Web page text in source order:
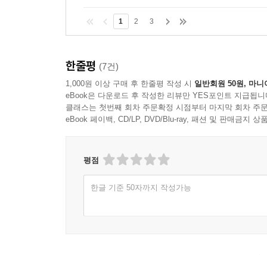
1 2 3
한줄평 (7건)
1,000원 이상 구매 후 한줄평 작성 시 일반회원 50원, 마니
eBook은 다운로드 후 작성한 리뷰만 YES포인트 지급됩니
클래스는 첫번째 회차 주문확정 시점부터 마지막 회차 주
eBook 페이백, CD/LP, DVD/Blu-ray, 패션 및 판매금지 상
평점
한글 기준 50자까지 작성가능